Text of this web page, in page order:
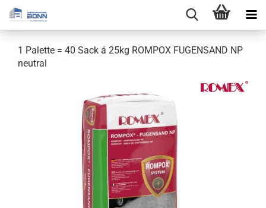
1 Palette = 40 Sack á 25kg ROMPOX FUGENSAND NP
neutral